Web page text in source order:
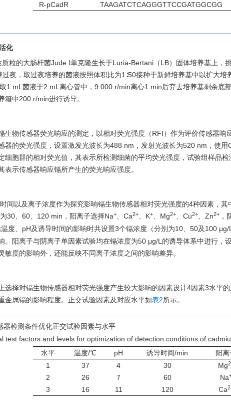
R-pCadR
TAAGATCTCAGGGTTCCGATGGCGG
化
粒的大肠杆菌Jude I单克隆生长于Luria-Bertani（LB）固体培养基上，
夜，取过夜培养的菌液按照体积比为1∶50接种于新鲜培养基中以扩大培
1 mL菌液于2 mL离心管中，9 000 r/min离心1 min后弃去培养基剩余底
箱中200 r/min进行诱导。
生物传感器荧光响应的测定，以相对荧光强度（RFI）作为评价传感器响
器的荧光强度，设置激发光波长为488 nm，发射光波长为520 nm，使
细胞群的相对荧光值，其表示所检测细菌的平均荧光强度，试验组样品
表示传感器响应镉所产生的荧光响应强度。
间以及离子浓度作为探究影响镉生物传感器相对荧光强度的4种因素，
30、60、120 min，阳离子选择Na+ 、Ca2+ 、K+ 、Mg2+ 、Cu2+ 、Zn2+ ，
温度、pH及诱导时间的影响时共设置3个镉浓度（分别为10、50及100
。阳离子与阴离子单因素试验均在镉浓度为50 μg/L的诱导体系中进行，
敏度的影响外，还能反映不同离子浓度之间的影响差异。
选择对镉生物传感器相对荧光强度产生较大影响的因素设计4因素3水平
金属镉的影响程度。正交试验因素及对应水平如表2所示。
器检测条件优化正交试验因素与水平
test factors and levels for optimization of detection conditions of
水平
温度/℃ pH 诱导时间/min
阳离
1
37 4 30 Mg
2 26 7 60 Na
3 16 11 120 Ca